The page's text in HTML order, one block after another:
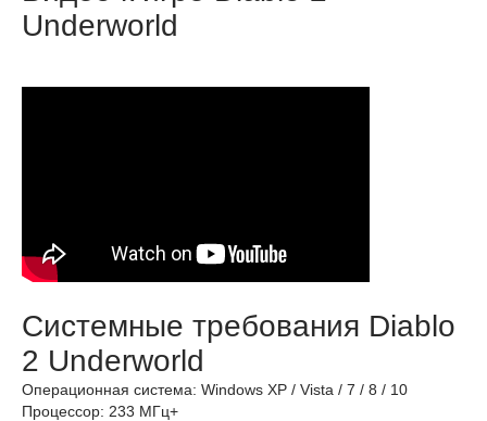
Underworld
Системные требования Diablo
2 Underworld
Операционная система: Windows XP / Vista / 7 / 8 / 10
Процессор: 233 МГц+